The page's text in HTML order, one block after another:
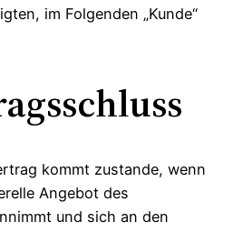
im Folgenden „Kunde“
kommt zustande, wenn
Angebot des
und sich an den